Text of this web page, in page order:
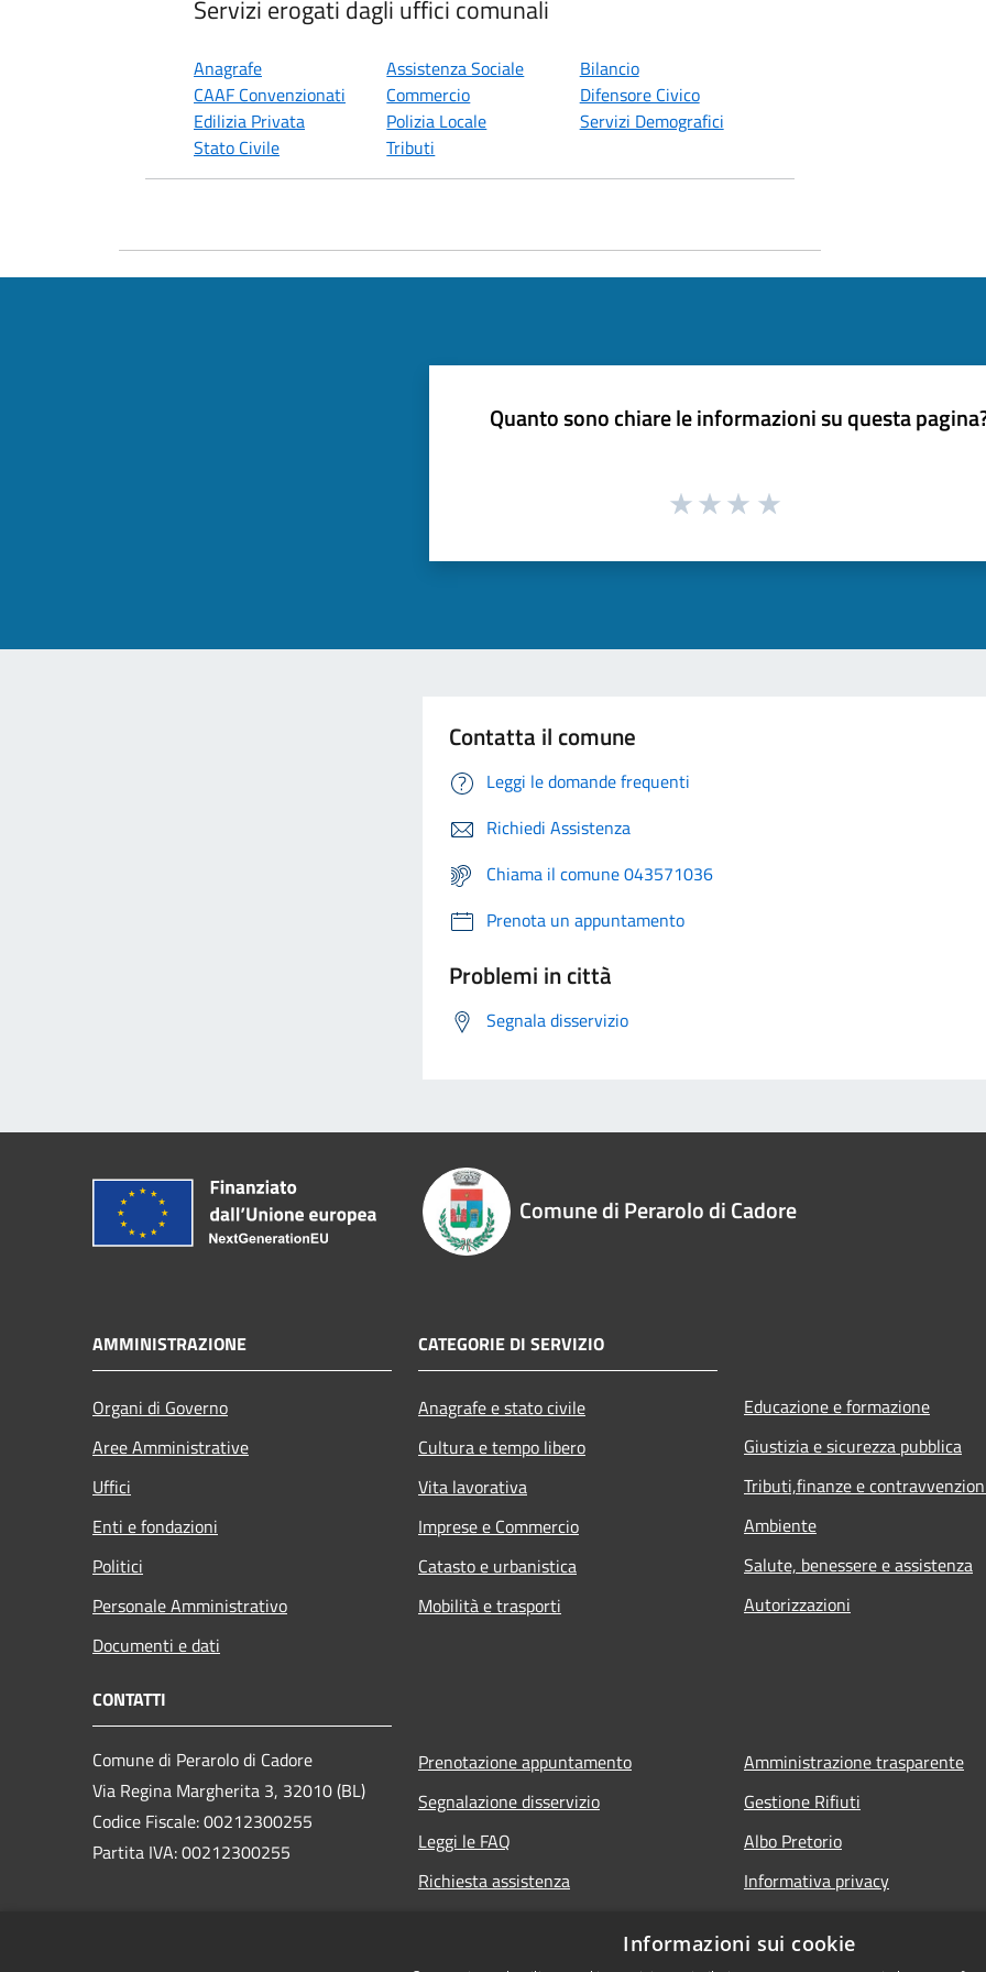
Servizi erogati dagli uffici comunali
Anagrafe Assistenza Sociale
Bilancio
CAAF Convenzionati
Commercio
Difensore Civico
Edilizia Privata
Polizia Locale
Servizi Demografici
Stato Civile
Tributi
Quanto sono chiare le informazioni su questa
Contatta il comune
Leggi le domande frequenti
Richiedi Assistenza
Chiama il comune 043571036
Prenota un appuntamento
Problemi in città
Segnala disservizio
Comune di Perarolo di Cadore
AMMINISTRAZIONE
Organi di Governo
Aree Amministrative
Uffici
Enti e fondazioni
Politici
Personale Amministrativo
Documenti e dati
CATEGORIE DI SERVIZIO
Anagrafe e stato civile
Cultura e tempo libero
Vita lavorativa
Imprese e Commercio
Catasto e urbanistica
Mobilità e trasporti
Educazione e formazione
Giustizia e sicurezza pubblica
Tributi,finanze e
Ambiente
Salute, benessere e assistenza
Autorizzazioni
CONTATTI
Comune di Perarolo di Cadore
Via Regina Margherita 3, 32010 (BL)
Codice Fiscale: 00212300255
Partita IVA: 00212300255
Prenotazione appuntamento
Segnalazione disservizio
Leggi le FAQ
Richiesta assistenza
Amministrazione trasparente
Gestione Rifiuti
Albo Pretorio
Informativa privacy
Dichiarazione di accessibilità
Informazioni sui cookie